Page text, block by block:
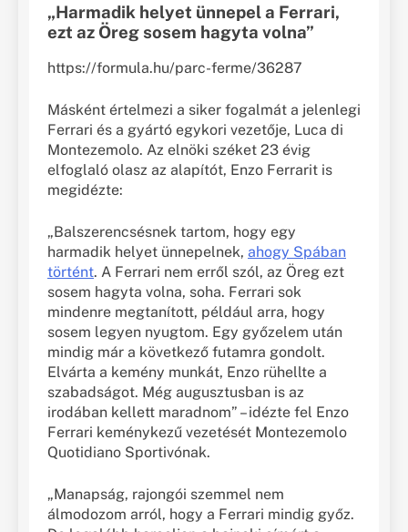
„Harmadik helyet ünnepel a Ferrari,
ezt az Öreg sosem hagyta volna”
https://formula.hu/parc-ferme/36287
Másként értelmezi a siker fogalmát a jelenlegi
Ferrari és a gyártó egykori vezetője, Luca di
Montezemolo. Az elnöki széket 23 évig
elfoglaló olasz az alapítót, Enzo Ferrarit is
megidézte:
„Balszerencsésnek tartom, hogy egy
harmadik helyet ünnepelnek, ahogy Spában
történt. A Ferrari nem erről szól, az Öreg ezt
sosem hagyta volna, soha. Ferrari sok
mindenre megtanított, például arra, hogy
sosem legyen nyugtom. Egy győzelem után
mindig már a következő futamra gondolt.
Elvárta a kemény munkát, Enzo rühellte a
szabadságot. Még augusztusban is az
irodában kellett maradnom” – idézte fel Enzo
Ferrari keménykezű vezetését Montezemolo
Quotidiano Sportivónak.
„Manapság, rajongói szemmel nem
álmodozom arról, hogy a Ferrari mindig győz.